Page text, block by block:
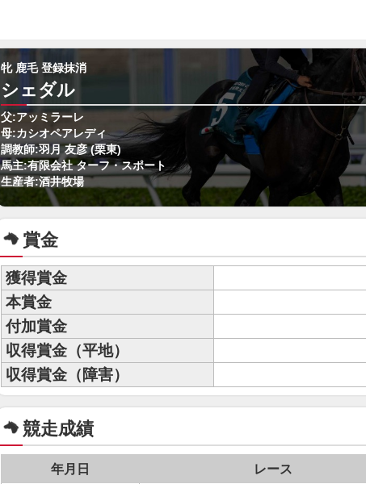
牝 鹿毛 登録抹消
シェダル
父:アッミラーレ
母:カシオペアレディ
調教師:羽月 友彦 (栗東)
馬主:有限会社 ターフ・スポート
生産者:酒井牧場
賞金
獲得賞金
本賞金
付加賞金
収得賞金（平地）
収得賞金（障害）
競走成績
年月日 レース